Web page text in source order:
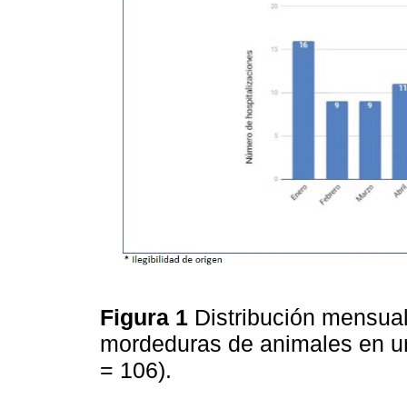
Figura 1 Distribución
mordeduras de animales en
= 106).